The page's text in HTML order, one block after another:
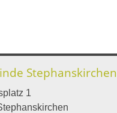
Stephanskirchen
1